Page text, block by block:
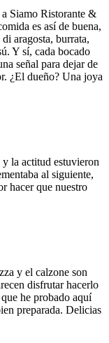
Siamo Ristorante &
es así de buena,
aragosta, burrata,
Y sí, cada bocado
señal para dejar de
¿El dueño? Una joya
la actitud estuvieron
al siguiente,
hacer que nuestro
y el calzone son
disfrutar hacerlo
he probado aquí
preparada. Delicias